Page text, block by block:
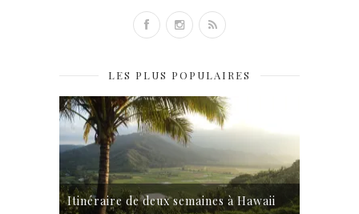
LES PLUS POPULAIRES
Itinéraire de deux semaines à Hawaii